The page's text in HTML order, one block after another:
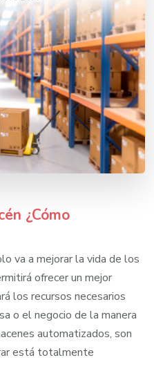
¿Cómo
va a mejorar la vida de los
ofrecer un mejor
los recursos necesarios
o el negocio de la manera
automatizados, son
está totalmente